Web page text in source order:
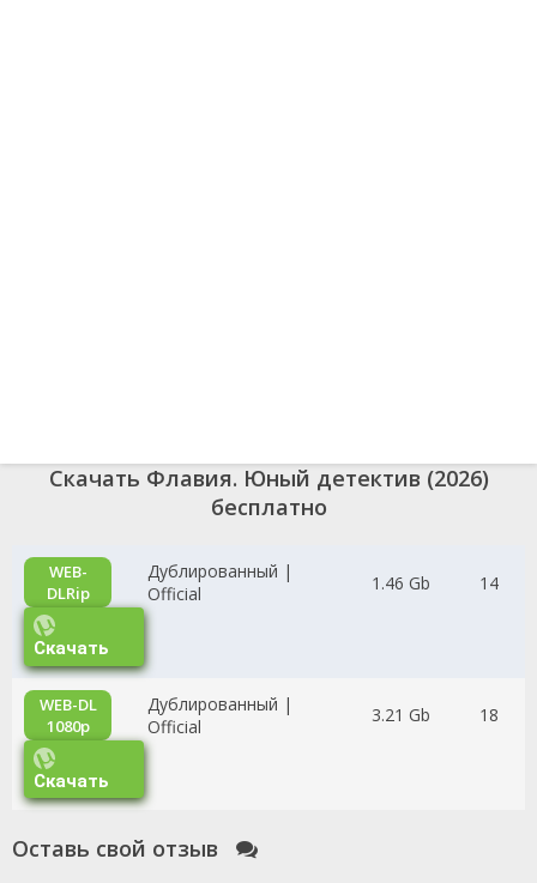
Скачать Флавия. Юный детектив (2026)
бесплатно
WEB-
DLRip
Дублированный |
Official
1.46 Gb 14
Скачать
WEB-DL
1080p
Дублированный |
Official
3.21 Gb 18
Скачать
Оставь свой отзыв